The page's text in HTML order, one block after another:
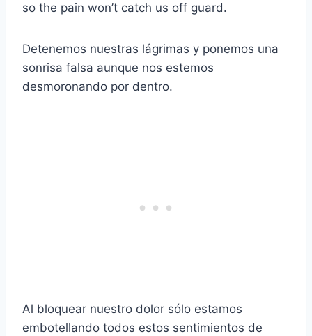
so the pain won’t catch us off guard.
Detenemos nuestras lágrimas y ponemos una
sonrisa falsa aunque nos estemos
desmoronando por dentro.
Al bloquear nuestro dolor sólo estamos
embotellando todos estos sentimientos de